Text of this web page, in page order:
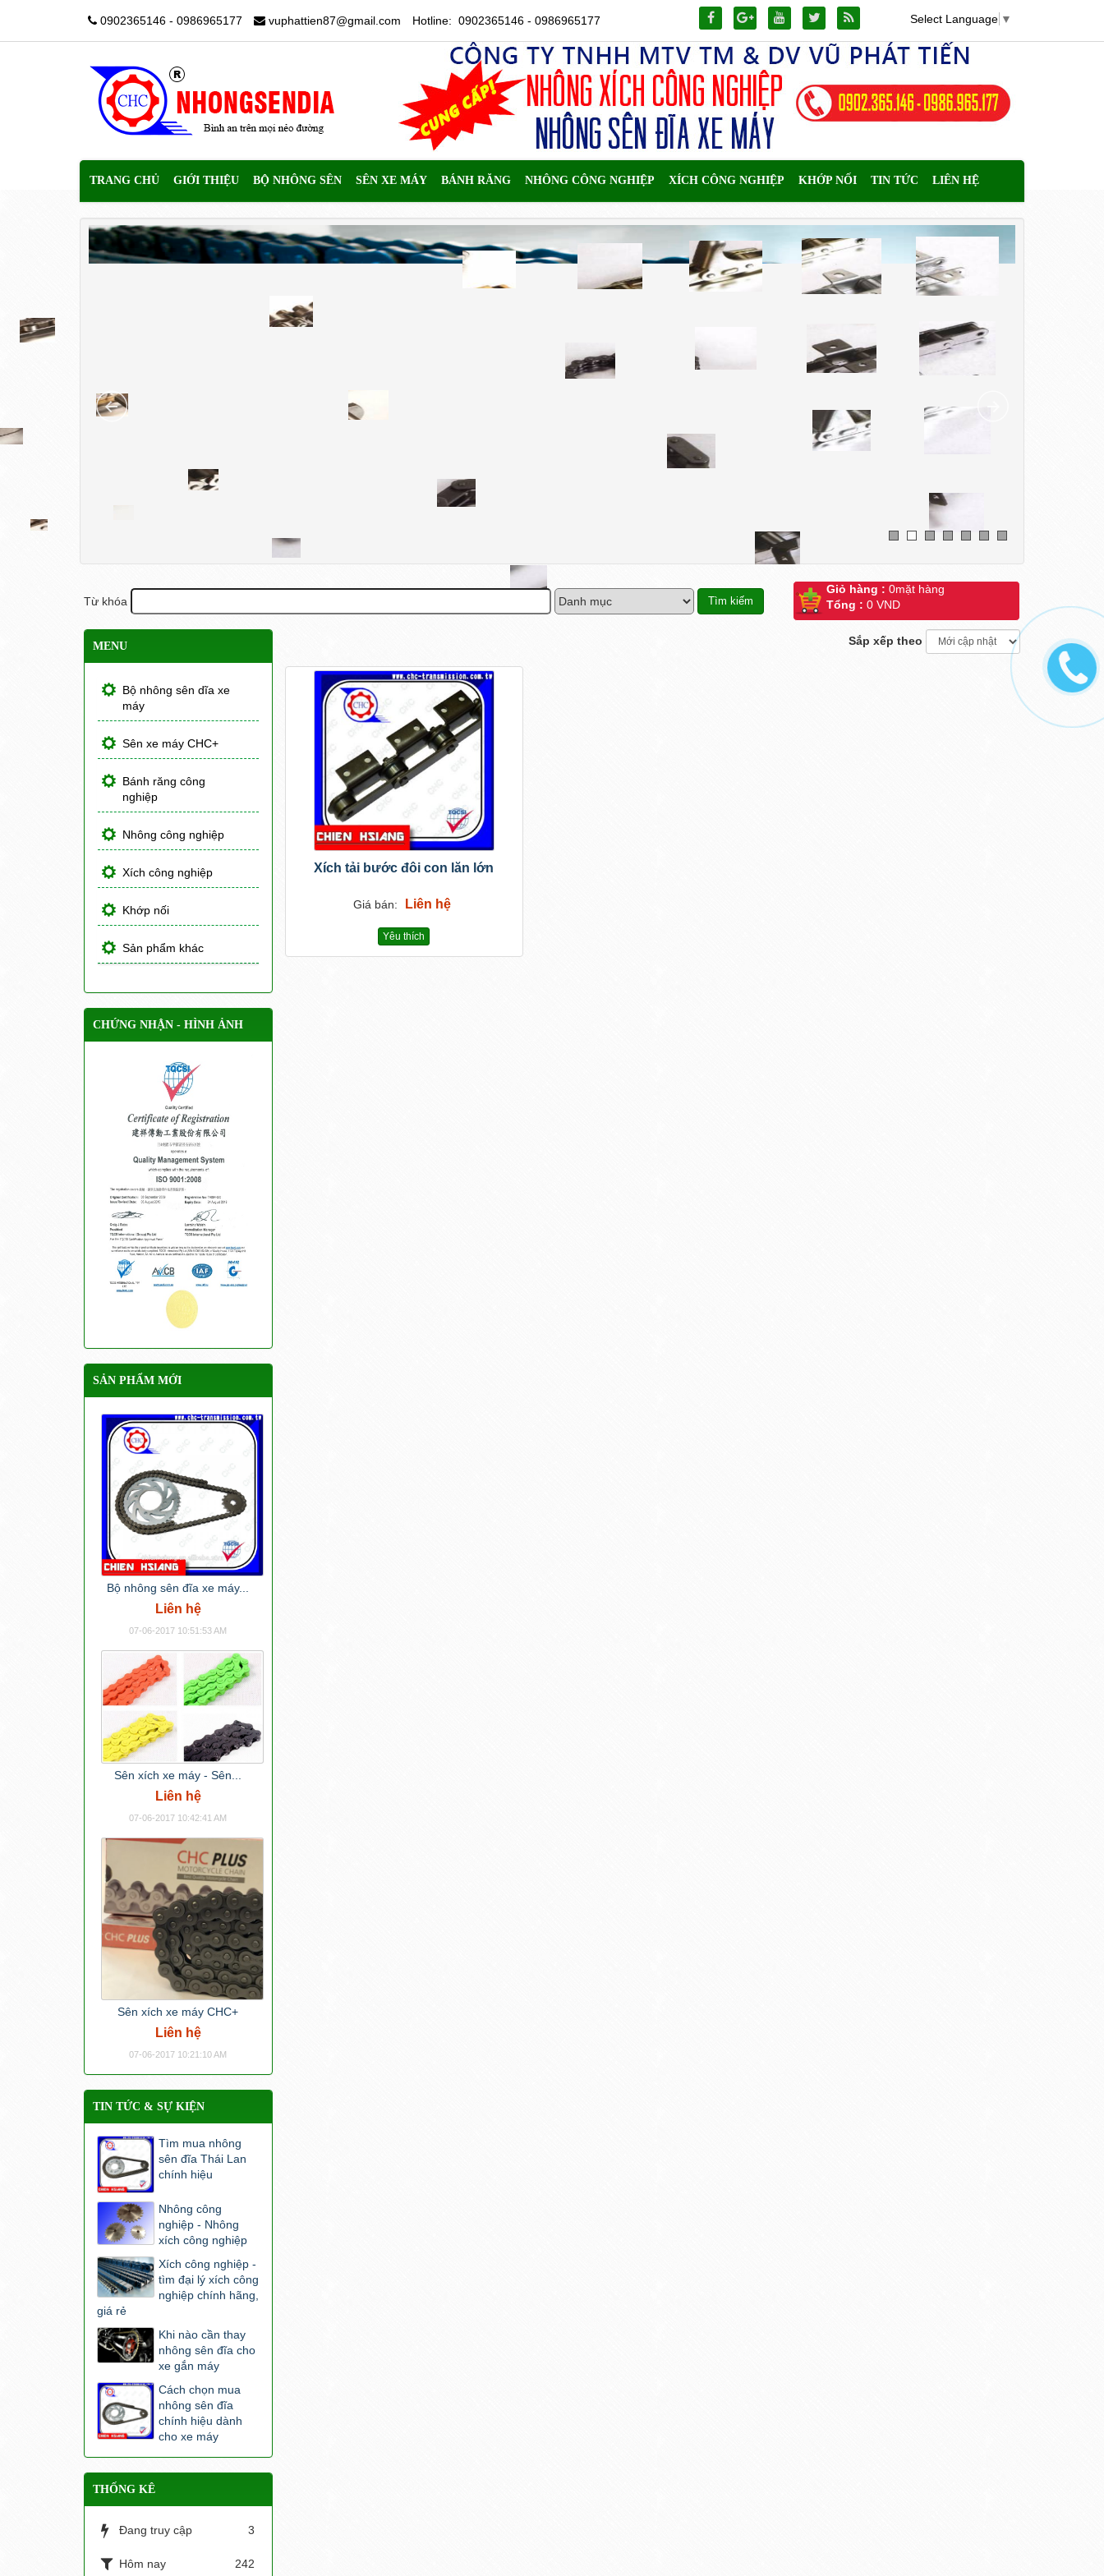
TRANG CHỦ GIỚI THIỆU BỘ NHÔNG SÊN SÊN XE MÁY BÁNH RĂNG NHÔNG CÔNG NGHIỆP XÍCH CÔNG NGHIỆP KHỚP NỐI TIN TỨC LIÊN HỆ
Select Language ▼
0902365146 - 0986965177 vuphattien87@gmail.com Hotline: 0902365146 - 0986965177
Từ khóa
Giỏ hàng : 0mặt hàng
Tổng : 0 VND
Sắp xếp theo
Xích tải bước đôi con lăn lớn
Giá bán: Liên hệ
Yêu thích
MENU
Bộ nhông sên dĩa xe
máy
Sên xe máy CHC+
Bánh răng công
nghiệp
Nhông công nghiệp
Xích công nghiệp
Khớp nối
Sản phẩm khác
CHỨNG NHẬN - HÌNH ẢNH
SẢN PHẨM MỚI
Bộ nhông sên đĩa xe máy...
Liên hệ
07-06-2017 10:51:53 AM
Sên xích xe máy - Sên...
Liên hệ
07-06-2017 10:42:41 AM
Sên xích xe máy CHC+
Liên hệ
07-06-2017 10:21:10 AM
TIN TỨC & SỰ KIỆN
Tìm mua nhông
sên đĩa Thái Lan
chính hiệu
Nhông công
nghiệp - Nhông
xích công nghiệp
Xích công nghiệp -
tìm đại lý xích công
nghiệp chính hãng,
giá rẻ
Khi nào cần thay
nhông sên đĩa cho
xe gắn máy
Cách chọn mua
nhông sên đĩa
chính hiệu dành
cho xe máy
THỐNG KÊ
Đang truy cập 3
Hôm nay 242